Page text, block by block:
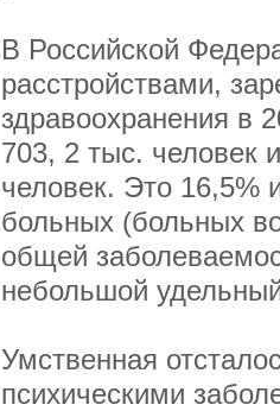
В Российской
расстройствами,
здравоохранения в
703, 2 тыс. человек
человек. Это 16,5%
больных (больных
общей
небольшой
Умственная
психическими